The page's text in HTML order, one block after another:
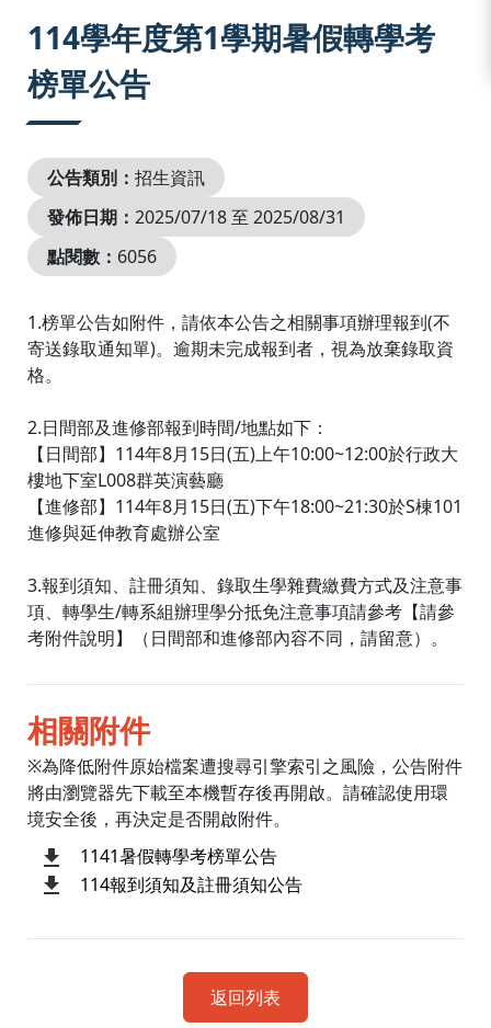
114學年度第1學期暑假轉學考
榜單公告
公告類別： 招生資訊
發佈日期： 2025/07/18 至 2025/08/31
點閱數： 6056
1.榜單公告如附件，請依本公告之相關事項辦理報到(不
寄送錄取通知單)。逾期未完成報到者，視為放棄錄取資
格。
2.日間部及進修部報到時間/地點如下：
【日間部】114年8月15日(五)上午10:00~12:00於行政大
樓地下室L008群英演藝廳
【進修部】114年8月15日(五)下午18:00~21:30於S棟101
進修與延伸教育處辦公室
3.報到須知、註冊須知、錄取生學雜費繳費方式及注意事
項、轉學生/轉系組辦理學分抵免注意事項請參考【請參
考附件說明】（日間部和進修部內容不同，請留意）。
相關附件
※為降低附件原始檔案遭搜尋引擎索引之風險，公告附件
將由瀏覽器先下載至本機暫存後再開啟。請確認使用環
境安全後，再決定是否開啟附件。
1141暑假轉學考榜單公告
114報到須知及註冊須知公告
返回列表